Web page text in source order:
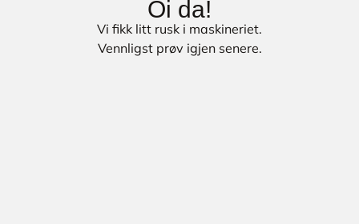
Oi da!
Vi fikk litt rusk i maskineriet.
Vennligst prøv igjen senere.